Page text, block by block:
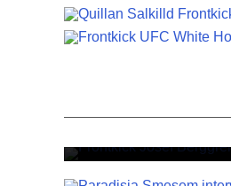
visa fint våld”